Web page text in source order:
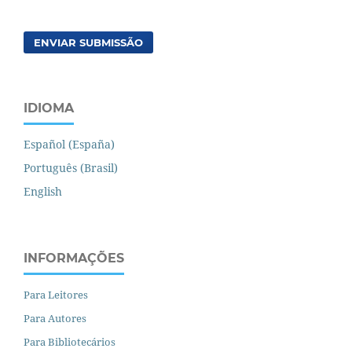
ENVIAR SUBMISSÃO
IDIOMA
Español (España)
Português (Brasil)
English
INFORMAÇÕES
Para Leitores
Para Autores
Para Bibliotecários